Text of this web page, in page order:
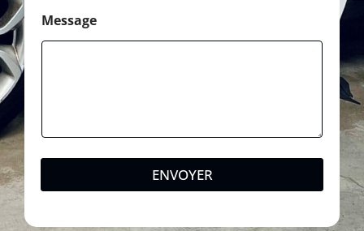
Message
ENVOYER